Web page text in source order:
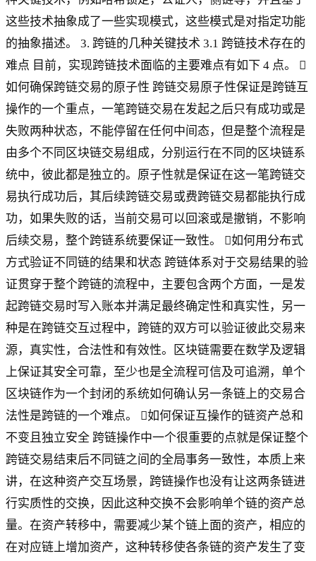
这些技术抽象成了一些实现模式，这些模式是对指定功能
的抽象描述。 3. 跨链的几种关键技术 3.1 跨链技术存在的
难点 目前，实现跨链技术面临的主要难点有如下 4 点。 
如何确保跨链交易的原子性 跨链交易原子性保证是跨链互
操作的一个重点，一笔跨链交易在发起之后只有成功或是
失败两种状态，不能停留在任何中间态，但是整个流程是
由多个不同区块链交易组成，分别运行在不同的区块链系
统中，彼此都是独立的。原子性就是保证在这一笔跨链交
易执行成功后，其后续跨链交易或费跨链交易都能执行成
功，如果失败的话，当前交易可以回滚或是撤销，不影响
后续交易，整个跨链系统要保证一致性。 如何用分布式
方式验证不同链的结果和状态 跨链体系对于交易结果的验
证贯穿于整个跨链的流程中，主要包含两个方面，一是发
起跨链交易时写入账本并满足最终确定性和真实性，另一
种是在跨链交互过程中，跨链的双方可以验证彼此交易来
源，真实性，合法性和有效性。区块链需要在数学及逻辑
上保证其安全可靠，至少也是全流程可信及可追溯，单个
区块链作为一个封闭的系统如何确认另一条链上的交易合
法性是跨链的一个难点。 如何保证互操作的链资产总和
不变且独立安全 跨链操作中一个很重要的点就是保证整个
跨链交易结束后不同链之间的全局事务一致性，本质上来
讲，在这种资产交互场景，跨链操作也没有让这两条链进
行实质性的交换，因此这种交换不会影响单个链的资产总
量。在资产转移中，需要减少某个链上面的资产，相应的
在对应链上增加资产，这种转移使各条链的资产发生了变